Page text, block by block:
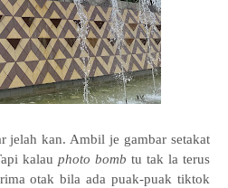
jelah kan. Ambil je gambar setakat
kalau photo bomb tu tak la terus
otak bila ada puak-puak tiktok